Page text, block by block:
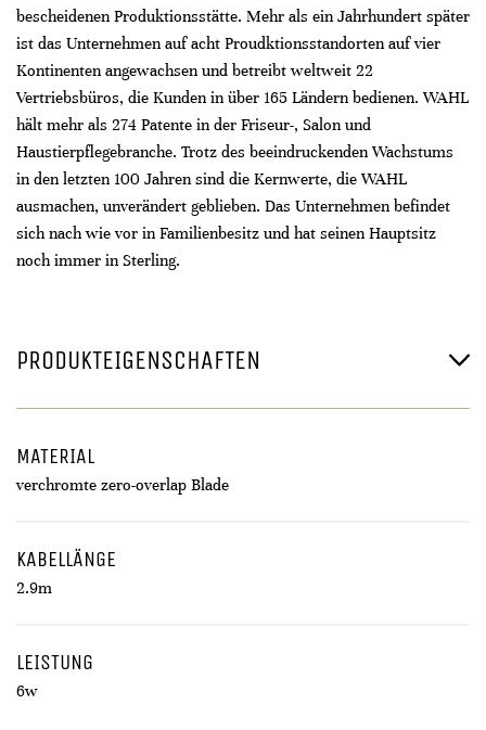
bescheidenen Produktionsstätte. Mehr als ein Jahrhundert später
ist das Unternehmen auf acht Proudktionsstandorten auf vier
Kontinenten angewachsen und betreibt weltweit 22
Vertriebsbüros, die Kunden in über 165 Ländern bedienen. WAHL
hält mehr als 274 Patente in der Friseur-, Salon und
Haustierpflegebranche. Trotz des beeindruckenden Wachstums
in den letzten 100 Jahren sind die Kernwerte, die WAHL
ausmachen, unverändert geblieben. Das Unternehmen befindet
sich nach wie vor in Familienbesitz und hat seinen Hauptsitz
noch immer in Sterling.
PRODUKTEIGENSCHAFTEN
MATERIAL
verchromte zero-overlap Blade
KABELLÄNGE
2.9m
LEISTUNG
6w